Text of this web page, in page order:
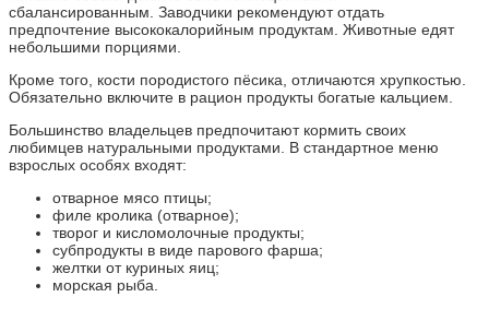
сбалансированным. Заводчики рекомендуют отдать
предпочтение высококалорийным продуктам. Животные едят
небольшими порциями.
Кроме того, кости породистого пёсика, отличаются хрупкостью.
Обязательно включите в рацион продукты богатые кальцием.
Большинство владельцев предпочитают кормить своих
любимцев натуральными продуктами. В стандартное меню
взрослых особях входят:
отварное мясо птицы;
филе кролика (отварное);
творог и кисломолочные продукты;
субпродукты в виде парового фарша;
желтки от куриных яиц;
морская рыба.